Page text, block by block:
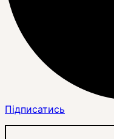
Підписатись